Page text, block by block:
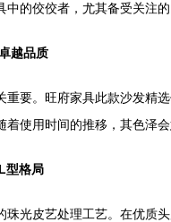
的佼佼者，尤其备受关注
越品质
重要。旺府家具此款沙发精
使用时间的推移，其色泽
型格局
珠光皮艺处理工艺。在优质